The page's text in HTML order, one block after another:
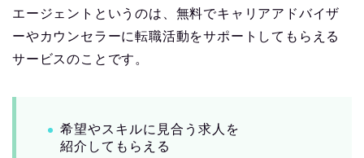
エージェントというのは、無料でキャリアアドバイザ
ーやカウンセラーに転職活動をサポートしてもらえる
サービスのことです。
希望やスキルに見合う求人を
紹介してもらえる